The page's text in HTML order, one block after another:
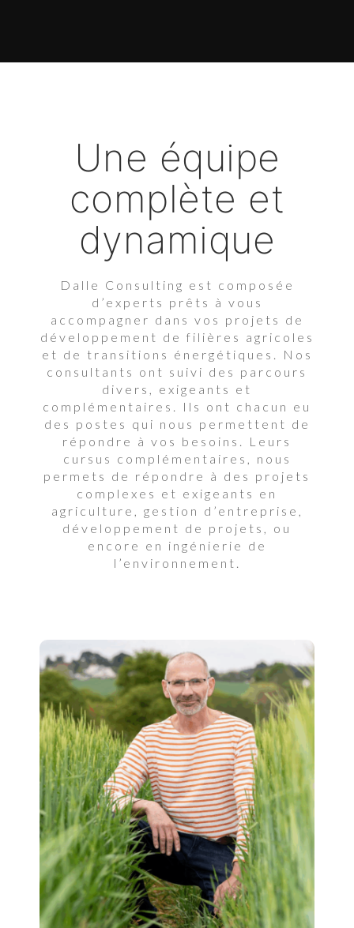
Une équipe
complète et
dynamique
Dalle Consulting est composée
d’experts prêts à vous
accompagner dans vos projets de
développement de filières agricoles
et de transitions énergétiques. Nos
consultants ont suivi des parcours
divers, exigeants et
complémentaires. Ils ont chacun eu
des postes qui nous permettent de
répondre à vos besoins. Leurs
cursus complémentaires, nous
permets de répondre à des projets
complexes et exigeants en
agriculture, gestion d’entreprise,
développement de projets, ou
encore en ingénierie de
l’environnement.